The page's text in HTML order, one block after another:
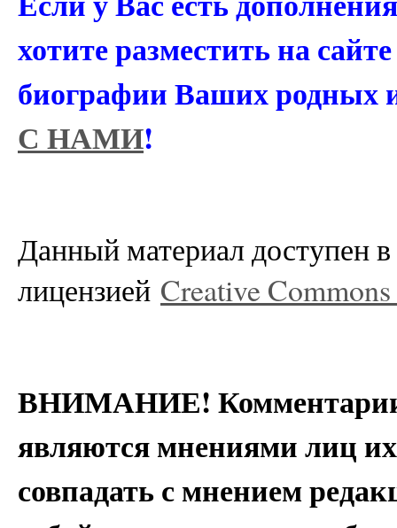
хотите разместить на
биографии Ваших родных
С НАМИ!
Данный материал доступен в
лицензией Creative
ВНИМАНИЕ! Комментарии
являются мнениями лиц
совпадать с мнением